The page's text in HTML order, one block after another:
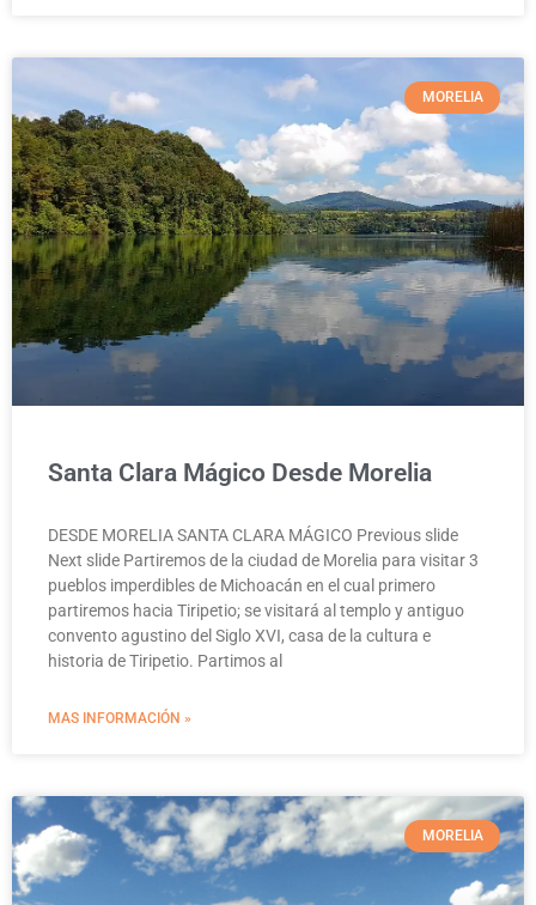
MORELIA
Santa Clara Mágico Desde Morelia
DESDE MORELIA SANTA CLARA MÁGICO Previous slide
Next slide Partiremos de la ciudad de Morelia para visitar 3
pueblos imperdibles de Michoacán en el cual primero
partiremos hacia Tiripetio; se visitará al templo y antiguo
convento agustino del Siglo XVI, casa de la cultura e
historia de Tiripetio. Partimos al
MAS INFORMACIÓN »
MORELIA